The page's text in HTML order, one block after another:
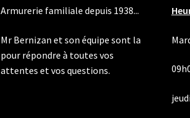
Armurerie familiale depuis 1938...
Mr Bernizan et son équipe sont la
pour répondre à toutes vos
attentes et vos questions.